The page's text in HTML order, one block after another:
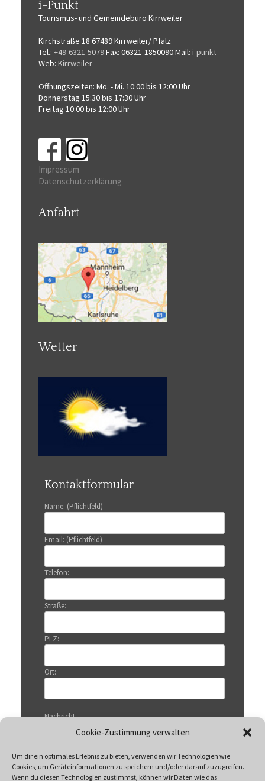
Cookie-Zustimmung verwalten
Um dir ein optimales Erlebnis zu bieten, verwenden wir Technologien wie
Cookies, um Geräteinformationen zu speichern und/oder darauf zuzugreifen.
Wenn du diesen Technologien zustimmst, können wir Daten wie das
i-Punkt
Tourismus-und Gemeindebüro Kirrweiler
Kirchstraße 18 67489 Kirrweiler/ Pfalz
Tel.: +49-6321-5079Fax: 06321-1850090Mail: i-punkt
Web: Kirrweiler
Öffnungszeiten: Mo. - Mi. 10:00 bis 12:00 Uhr
Donnerstag 15:30 bis 17:30 Uhr
Freitag 10:00 bis 12:00 Uhr
Impressum
Datenschutzerklärung
Anfahrt
Wetter
Kontaktformular
Name: (Pflichtfeld)
Email: (Pflichtfeld)
Telefon:
Straße:
PLZ:
Ort:
Nachricht: